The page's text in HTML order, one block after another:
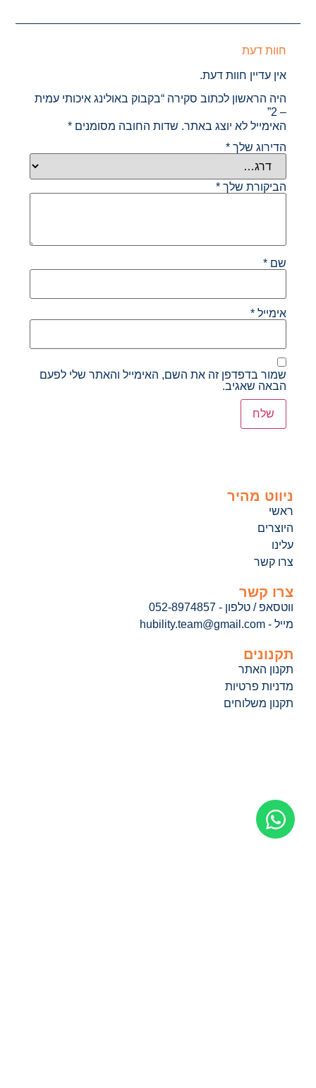
חוות דעת
אין עדיין חוות דעת.
היה הראשון לכתוב סקירה “בקבוק באולינג איכותי עמית
– 2”
האימייל לא יוצג באתר. שדות החובה מסומנים*
הדירוג שלך*
הביקורת שלך*
שם*
אימייל*
שמור בדפדפן זה את השם, האימייל והאתר שלי לפעם
הבאה שאגיב.
ניווט מהיר
ראשי
היוצרים
עלינו
צרו קשר
צרו קשר
ווטסאפ / טלפון - 052-8974857
מייל - hubility.team@gmail.com
תקנונים
תקנון האתר
מדניות פרטיות
תקנון משלוחים